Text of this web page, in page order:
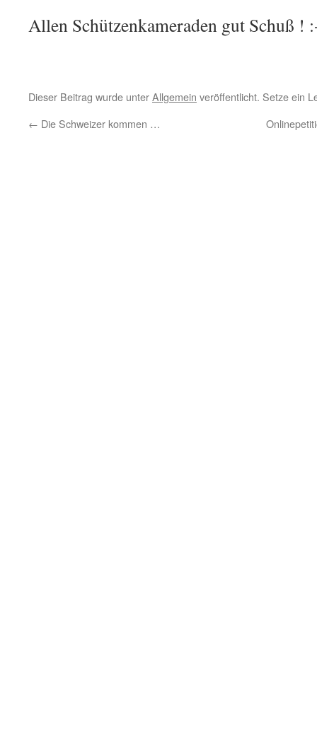
Allen Schützenkameraden gut Schuß !
Dieser Beitrag wurde unterAllgemein veröffentlicht. Setze ein
← Die Schweizer kommen …